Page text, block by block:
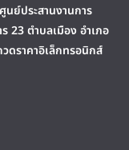
ย์ประสานงานการ
23 ตำบลเมือง อำเภอ
ดราคาอิเล็กทรอนิกส์